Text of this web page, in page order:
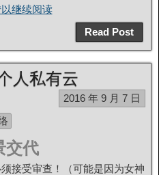
继续阅读
Read Post
人私有云
2016 年 9 月 7 日
交代
接受审查！（可能是因为女神